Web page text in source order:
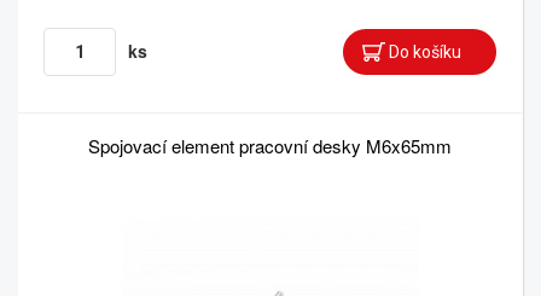
ks
Spojovací element pracovní desky M6x65mm